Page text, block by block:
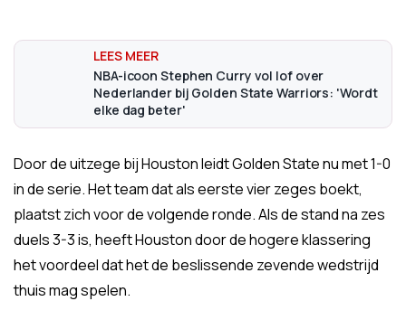
NBA-icoon Stephen Curry vol lof over
Nederlander bij Golden State Warriors: 'Wordt
elke dag beter'
Door de uitzege bij Houston leidt Golden State nu met 1-0
in de serie. Het team dat als eerste vier zeges boekt,
plaatst zich voor de volgende ronde. Als de stand na zes
duels 3-3 is, heeft Houston door de hogere klassering
het voordeel dat het de beslissende zevende wedstrijd
thuis mag spelen.